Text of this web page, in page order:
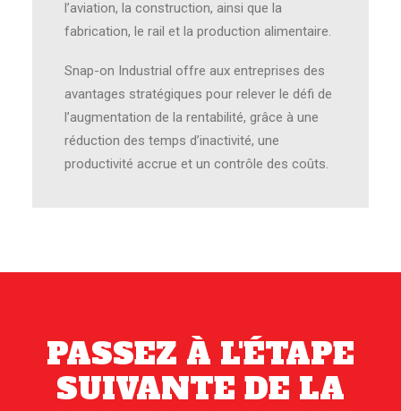
l’aviation, la construction, ainsi que la
fabrication, le rail et la production alimentaire.
Snap-on Industrial offre aux entreprises des
avantages stratégiques pour relever le défi de
l’augmentation de la rentabilité, grâce à une
réduction des temps d’inactivité, une
productivité accrue et un contrôle des coûts.
PASSEZ À L'ÉTAPE
SUIVANTE DE LA